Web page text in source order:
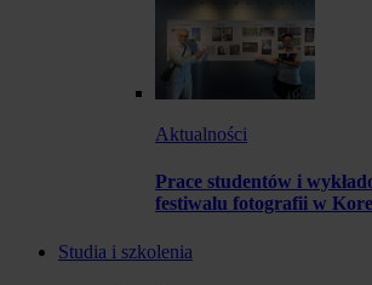
Aktualności
Prace studentów i
festiwalu fotografii w
Studia i szkolenia